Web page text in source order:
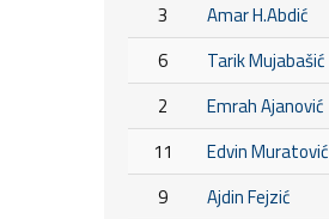
3
Amar H.Abdić
6
Tarik Mujabašić
2
Emrah Ajanović
11
Edvin Muratović
9
Ajdin Fejzić